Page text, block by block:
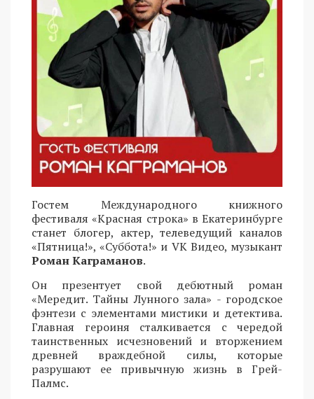
Гостем Международного книжного
фестиваля «Красная строка» в Екатеринбурге
станет блогер, актер, телеведущий каналов
«Пятница!», «Суббота!» и VK Видео, музыкант
Роман Каграманов.
Он презентует свой дебютный роман
«Мередит. Тайны Лунного зала» - городское
фэнтези с элементами мистики и детектива.
Главная героиня сталкивается с чередой
таинственных исчезновений и вторжением
древней враждебной силы, которые
разрушают ее привычную жизнь в Грей-
Палмс.